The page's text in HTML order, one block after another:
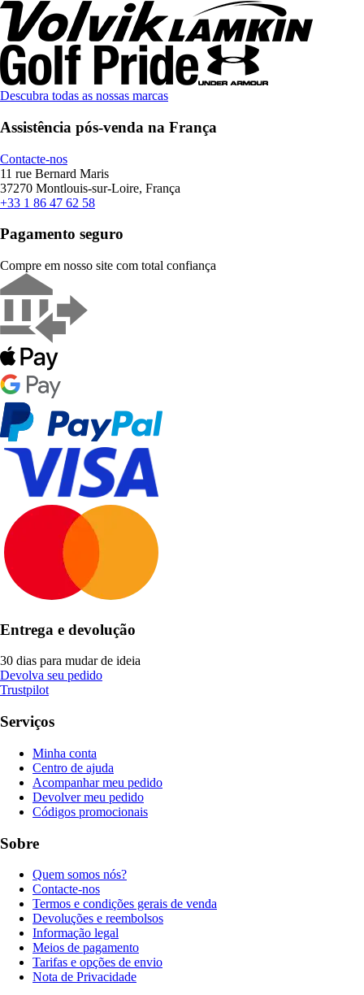
Descubra todas as nossas marcas
Assistência pós-venda na França
Contacte-nos
11 rue Bernard Maris
37270 Montlouis-sur-Loire, França
+33 1 86 47 62 58
Pagamento seguro
Compre em nosso site com total confiança
Entrega e devolução
30 dias para mudar de ideia
Devolva seu pedido
Trustpilot
Serviços
Minha conta
Centro de ajuda
Acompanhar meu pedido
Devolver meu pedido
Códigos promocionais
Sobre
Quem somos nós?
Contacte-nos
Termos e condições gerais de venda
Devoluções e reembolsos
Informação legal
Meios de pagamento
Tarifas e opções de envio
Nota de Privacidade